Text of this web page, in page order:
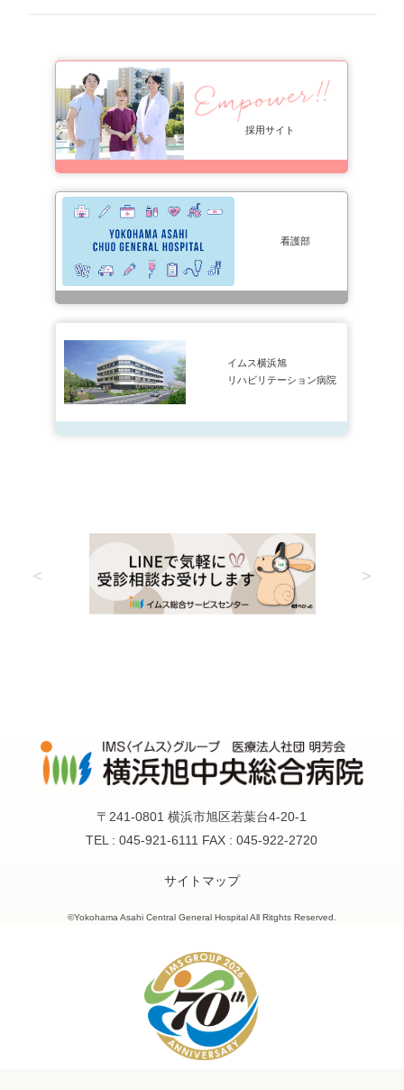
採用サイト
看護部
イムス横浜旭
リハビリテーション病院
〒241-0801 横浜市旭区若葉台4-20-1
TEL : 045-921-6111 FAX : 045-922-2720
サイトマップ
©Yokohama Asahi Central General Hospital All Ritghts Reserved.